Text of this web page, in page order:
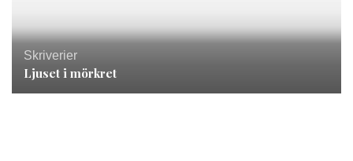
Skriverier
Ljuset i mörkret